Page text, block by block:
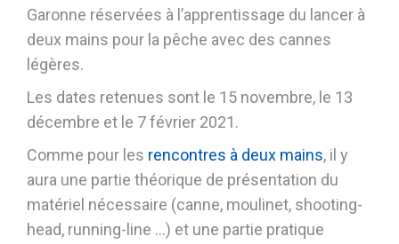
Garonne réservées à l’apprentissage du lancer à
deux mains pour la pêche avec des cannes
légères.
Les dates retenues sont le 15 novembre, le 13
décembre et le 7 février 2021.
Comme pour les rencontres à deux mains, il y
aura une partie théorique de présentation du
matériel nécessaire (canne, moulinet, shooting-
head, running-line …) et une partie pratique